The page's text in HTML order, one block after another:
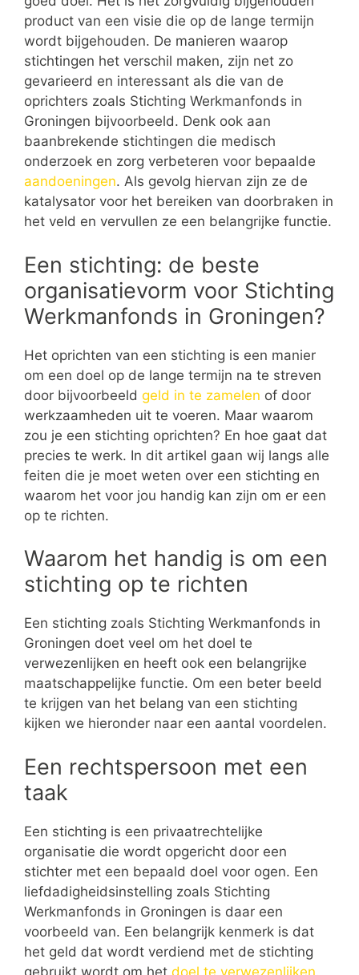
product van een visie die op de lange termijn
wordt bijgehouden. De manieren waarop
stichtingen het verschil maken, zijn net zo
gevarieerd en interessant als die van de
oprichters zoals Stichting Werkmanfonds in
Groningen bijvoorbeeld. Denk ook aan
baanbrekende stichtingen die medisch
onderzoek en zorg verbeteren voor bepaalde
aandoeningen. Als gevolg hiervan zijn ze de
katalysator voor het bereiken van doorbraken in
het veld en vervullen ze een belangrijke functie.
Een stichting: de beste
organisatievorm voor Stichting
Werkmanfonds in Groningen?
Het oprichten van een stichting is een manier
om een doel op de lange termijn na te streven
door bijvoorbeeld geld in te zamelen of door
werkzaamheden uit te voeren. Maar waarom
zou je een stichting oprichten? En hoe gaat dat
precies te werk. In dit artikel gaan wij langs alle
feiten die je moet weten over een stichting en
waarom het voor jou handig kan zijn om er een
op te richten.
Waarom het handig is om een
stichting op te richten
Een stichting zoals Stichting Werkmanfonds in
Groningen doet veel om het doel te
verwezenlijken en heeft ook een belangrijke
maatschappelijke functie. Om een beter beeld
te krijgen van het belang van een stichting
kijken we hieronder naar een aantal voordelen.
Een rechtspersoon met een
taak
Een stichting is een privaatrechtelijke
organisatie die wordt opgericht door een
stichter met een bepaald doel voor ogen. Een
liefdadigheidsinstelling zoals Stichting
Werkmanfonds in Groningen is daar een
voorbeeld van. Een belangrijk kenmerk is dat
het geld dat wordt verdiend met de stichting
gebruikt wordt om het doel te verwezenlijken.